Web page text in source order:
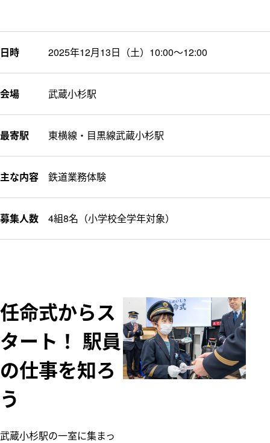
日時 2025年12月13日（土）10:00～12:00
会場 武蔵小杉駅
最寄駅 東横線・目黒線武蔵小杉駅
主な内容 鉄道業務体験
募集人数 4組8名（小学校全学年対象）
任命式からス
タート！ 駅員
の仕事を知ろ
う
武蔵小杉駅の一室に集まっ